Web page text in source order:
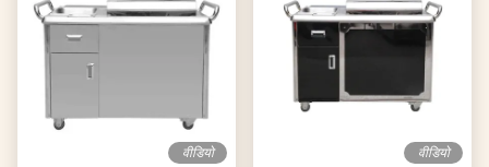
वीडियो वीडियो